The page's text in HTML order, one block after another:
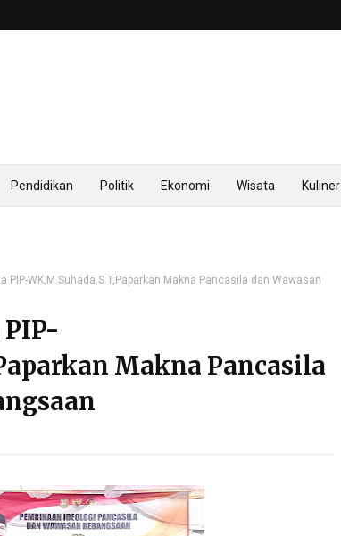
Pendidikan Politik Ekonomi Wisata Kuliner
PIP-WK,M.Suhada,S.T,Paparkan Makna Pancasila dan Wawasan
Makna Pancasila